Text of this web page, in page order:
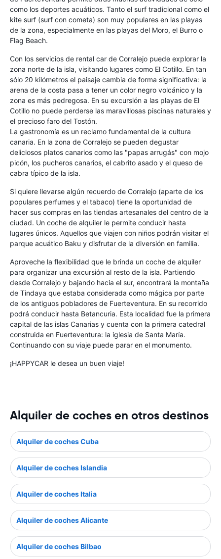
como los deportes acuáticos. Tanto el surf tradicional como el
kite surf (surf con cometa) son muy populares en las playas
de la zona, especialmente en las playas del Moro, el Burro o
Flag Beach.
Con los servicios de rental car de Corralejo puede explorar la
zona norte de la isla, visitando lugares como El Cotillo. En tan
sólo 20 kilómetros el paisaje cambia de forma significativa: la
arena de la costa pasa a tener un color negro volcánico y la
zona es más pedregosa. En su excursión a las playas de El
Cotillo no puede perderse las maravillosas piscinas naturales y
el precioso faro del Tostón.
La gastronomía es un reclamo fundamental de la cultura
canaria. En la zona de Corralejo se pueden degustar
deliciosos platos canarios como las "papas arrugás" con mojo
picón, los pucheros canarios, el cabrito asado y el queso de
cabra típico de la isla.
Si quiere llevarse algún recuerdo de Corralejo (aparte de los
populares perfumes y el tabaco) tiene la oportunidad de
hacer sus compras en las tiendas artesanales del centro de la
ciudad. Un coche de alquiler le permite conducir hasta
lugares únicos. Aquellos que viajen con niños podrán visitar el
parque acuático Baku y disfrutar de la diversión en familia.
Aproveche la flexibilidad que le brinda un coche de alquiler
para organizar una excursión al resto de la isla. Partiendo
desde Corralejo y bajando hacia el sur, encontrará la montaña
de Tindaya que estaba considerada como mágica por parte
de los antiguos pobladores de Fuerteventura. En su recorrido
podrá conducir hasta Betancuria. Esta localidad fue la primera
capital de las islas Canarias y cuenta con la primera catedral
construida en Fuerteventura: la iglesia de Santa María.
Continuando con su viaje puede parar en el monumento.
¡HAPPYCAR le desea un buen viaje!
Alquiler de coches en otros destinos
Alquiler de coches Cuba
Alquiler de coches Islandia
Alquiler de coches Italia
Alquiler de coches Alicante
Alquiler de coches Bilbao